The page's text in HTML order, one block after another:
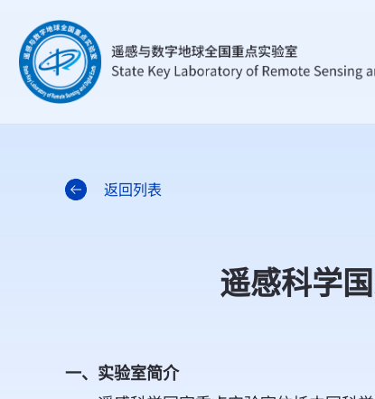
返回列表
遥感科学
一、实验室简介